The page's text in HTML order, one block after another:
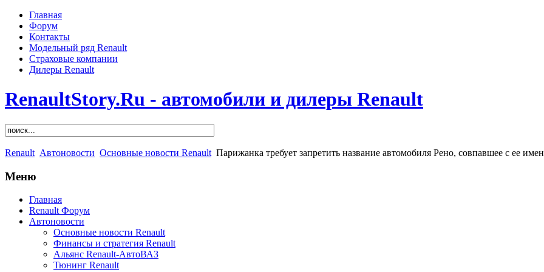
Главная
Форум
Контакты
Модельный ряд Renault
Страховые компании
Дилеры Renault
RenaultStory.Ru - автомобили и дилеры Renault
Renault Автоновости Основные новости Renault Парижанка требует запретить название автомобиля Рено, совпавшее с ее
Меню
Главная
Renault Форум
Автоновости
Основные новости Renault
Финансы и стратегия Renault
Альянс Renault-АвтоВАЗ
Тюнинг Renault